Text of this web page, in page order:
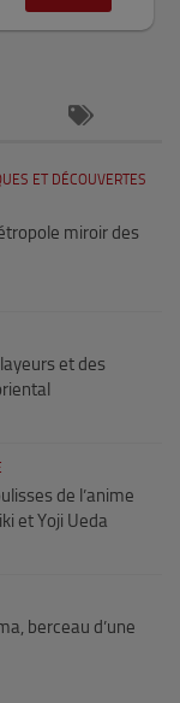
ET DÉCOUVERTES
miroir des
et des
de l’anime
et Yoji Ueda
berceau d’une